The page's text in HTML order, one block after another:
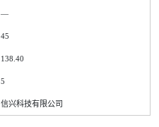
—
45
138.40
5
信兴科技有限公司